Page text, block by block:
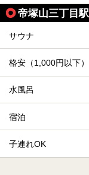
帝塚山三丁目
サウナ
格安（1,000円以下）
水風呂
宿泊
子連れOK